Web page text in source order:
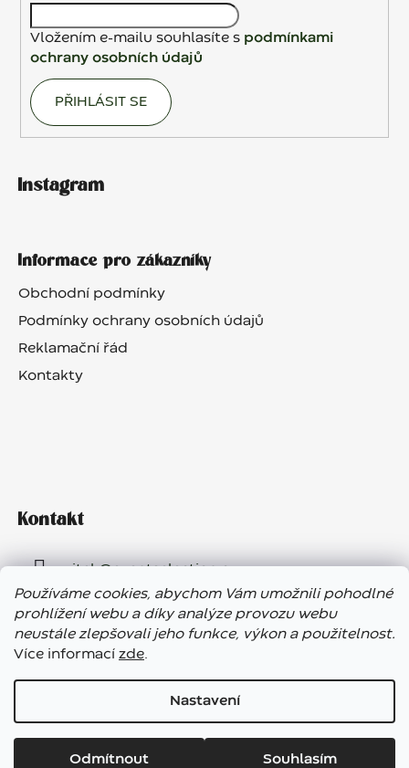
Používáme cookies, abychom Vám umožnili pohodlné
prohlížení webu a díky analýze provozu webu
neustále zlepšovali jeho funkce, výkon a použitelnost.
Více informací zde.
Nastavení
Odmítnout Souhlasím
Vážení zákazníci, ve dnech 7. – 13. 8. bude náš showroom
uzavřen. E-shop funguje bez přerušení, expedice objednávek
Vložením e-mailu souhlasíte s podmínkami
ochrany osobních údajů
PŘIHLÁSIT SE
Instagram
Informace pro zákazníky
Obchodní podmínky
Podmínky ochrany osobních údajů
Reklamační řád
Kontakty
Kontakt
vitek@eventselection.cz
+420 602 410 657
Vytvořil Shoptet
Copyright 2026Garden Paradise Roztoky. Všechna